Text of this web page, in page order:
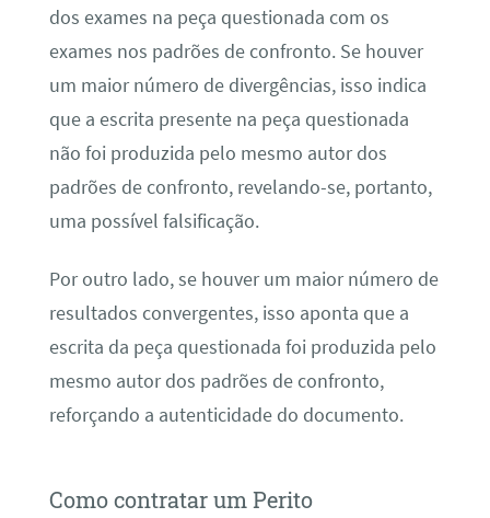
dos exames na peça questionada com os
exames nos padrões de confronto. Se houver
um maior número de divergências, isso indica
que a escrita presente na peça questionada
não foi produzida pelo mesmo autor dos
padrões de confronto, revelando-se, portanto,
uma possível falsificação.
Por outro lado, se houver um maior número de
resultados convergentes, isso aponta que a
escrita da peça questionada foi produzida pelo
mesmo autor dos padrões de confronto,
reforçando a autenticidade do documento.
Como contratar um Perito